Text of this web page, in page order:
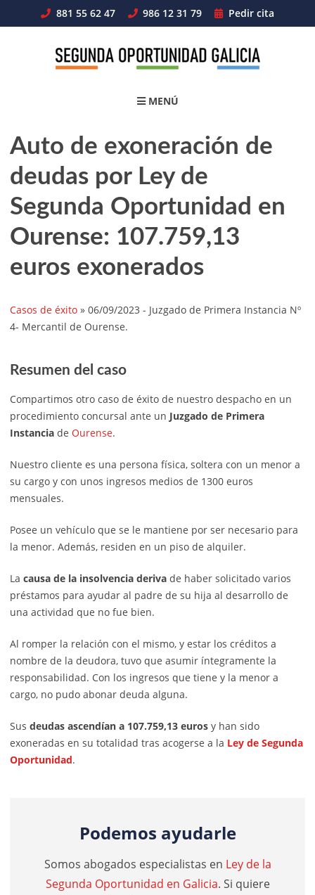
to
881 55 62 47 986 12 31 79 Pedir cita
MENÚ
Auto de exoneración de
deudas por Ley de
Segunda Oportunidad en
Ourense: 107.759,13
euros exonerados
Casos de éxito » 06/09/2023 - Juzgado de Primera Instancia Nº
4- Mercantil de Ourense.
Resumen del caso
Compartimos otro caso de éxito de nuestro despacho en un
procedimiento concursal ante un Juzgado de Primera
Instancia de Ourense.
Nuestro cliente es una persona física, soltera con un menor a
su cargo y con unos ingresos medios de 1300 euros
mensuales.
Posee un vehículo que se le mantiene por ser necesario para
la menor. Además, residen en un piso de alquiler.
La causa de la insolvencia deriva de haber solicitado varios
préstamos para ayudar al padre de su hija al desarrollo de
una actividad que no fue bien.
Al romper la relación con el mismo, y estar los créditos a
nombre de la deudora, tuvo que asumir íntegramente la
responsabilidad. Con los ingresos que tiene y la menor a
cargo, no pudo abonar deuda alguna.
Sus deudas ascendían a 107.759,13 euros y han sido
exoneradas en su totalidad tras acogerse a la Ley de Segunda
Oportunidad.
Podemos ayudarle
Somos abogados especialistas en Ley de la
Segunda Oportunidad en Galicia. Si quiere